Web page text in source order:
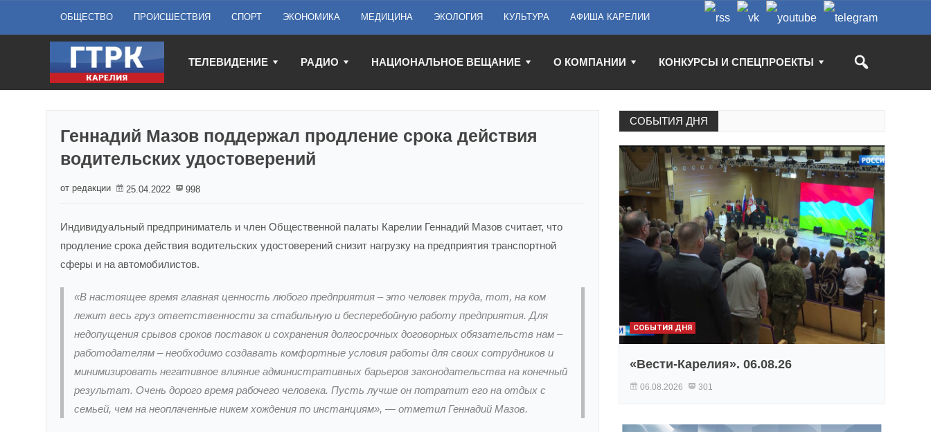
ОБЩЕСТВО ПРОИСШЕСТВИЯ СПОРТ ЭКОНОМИКА МЕДИЦИНА ЭКОЛОГИЯ КУЛЬТУРА АФИША КАРЕЛИИ
ТЕЛЕВИДЕНИЕ РАДИО НАЦИОНАЛЬНОЕ ВЕЩАНИЕ О КОМПАНИИ КОНКУРСЫ И СПЕЦПРОЕКТЫ
Геннадий Мазов поддержал продление срока действия
водительских удостоверений
от редакции 25.04.2022 998
Индивидуальный предприниматель и член Общественной палаты Карелии Геннадий Мазов считает, что
продление срока действия водительских удостоверений снизит нагрузку на предприятия транспортной
сферы и на автомобилистов.
«В настоящее время главная ценность любого предприятия – это человек труда, тот, на ком
лежит весь груз ответственности за стабильную и бесперебойную работу предприятия. Для
недопущения срывов сроков поставок и сохранения долгосрочных договорных обязательств нам –
работодателям – необходимо создавать комфортные условия работы для своих сотрудников и
минимизировать негативное влияние административных барьеров законодательства на конечный
результат. Очень дорого время рабочего человека. Пусть лучше он потратит его на отдых с
семьей, чем на неоплаченные никем хождения по инстанциям», — отметил Геннадий Мазов.
СОБЫТИЯ ДНЯ
СОБЫТИЯ ДНЯ
«Вести-Карелия». 06.08.26
06.08.2026 301